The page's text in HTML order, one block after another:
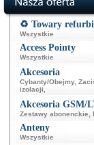
♻️ Towary
Wszystkie
Access Pointy
Wszystkie
Akcesoria
Cybanty/Obejmy,
izolacji
Akcesoria GSM/
Zestawy abonenckie
Anteny
Wszystkie